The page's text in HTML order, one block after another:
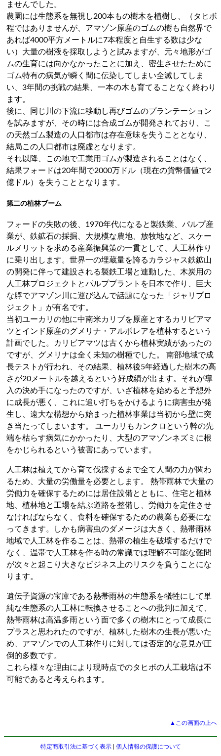
ませんでした。
農園には生態系を無視し200本もの樹木を植樹し、（タヒボ
程ではありませんが、アマゾン原産のゴムの樹も自然界で
あれば4000平方メートルに7本程度と自生する数は少な
い）大量の樹液を採取しようと試みますが、元々地形がゴ
ムの生育には向かなかったことに加え、密生させたために
ゴム特有の病気が瞬く間に伝染してしまい全滅してしま
い、3年間の挑戦の結果、一本の木も育てることなく終わり
ます。
後に、同じ川の下流に移動し再びゴムのプランテーション
を試みますが、その時には合成ゴムが開発されており、こ
の天然ゴム製造の人口都市は存在意味を失うこととなり、
結局この人口都市は廃虚となります。
それ以降、この地で工業用ゴムが製造されることはなく、
結果フォードは20年間で2000万ドル（現在の貨幣価値で2
億ドル）を失うこととなります。
第二の植林ブーム
フォードの失敗の後、1970年代になると製鉄業、パルプ産
業が、鉄鉱石の採掘、大規模な農地、放牧地など、スケー
ルメリットを求める産業振興策の一貫として、人工林作り
に乗り出します。世界一の埋蔵量を誇るカラジャス鉄鉱山
の開発に伴って建設される製鉄工場と連動した、木炭用の
人工林プロジェクトとパルププラントを日本で作り、巨大
な艀でアマゾン川に運び込んで話題になった「ジャリプロ
ジェクト」が有名です。
当初ユーカリの他に中南米カリブを原産とするカリビアマ
ツとインド原産のグメリナ・アルポレアを植林するという
計画でした。カリビアマツは古くから植林実績があったの
ですが、グメリナは全く未知の樹種でした。 南部地域で成
長テストが行われ、その結果、植林後5年経過した樹木の高
さが20メートルを越えるという好成績が出ます。それが導
入の決め手になったのですが、いざ植林を始めると予想外
に成長が悪く、これに追い打ちをかけるように病害虫が発
生し、遠大な構想から始まった植林事業は当初から壁に突
き当たってしまいます。 ユーカリもカンクロという幹の先
端を枯らす病気にかかったり、大型のアマゾンネズミに根
をかじられるという被害にあっています。
人工林は植えてから育て伐採するまで全て人間の力が関わ
るため、大量の労働量を必要とします。 熱帯雨林で大量の
労働力を確保するためには居住設備とともに、住宅と植林
地、植林地と工場を結ぶ道路を整備し、労働力を定住させ
なければならなく、食料を確保するための農業も必要にな
ってきます。しかも病害虫のダメージは大きく、熱帯雨林
地域で人工林を作ることは、熱帯の植生を破壊するだけで
なく、温帯で人工林を作る時の常識では理解不可能な難問
が次々と起こり大きなビジネス上のリスクを負うことにな
ります。
遺伝子資源の宝庫である熱帯雨林の生態系を犠牲にして単
純な生態系の人工林に転換させることへの批判に加えて、
熱帯雨林は高温多雨という面で多くの樹木にとって成長に
プラスと思われたのですが、植林した樹木の生長が悪いた
め、アマゾンでの人工林作りに対しては否定的な意見が圧
倒的多数です。
これら様々な理由により現時点でのタヒボの人工栽培は不
可能であると考えられます。
▲この画面の上へ
特定商取引法に基づく表示| 個人情報の保護について